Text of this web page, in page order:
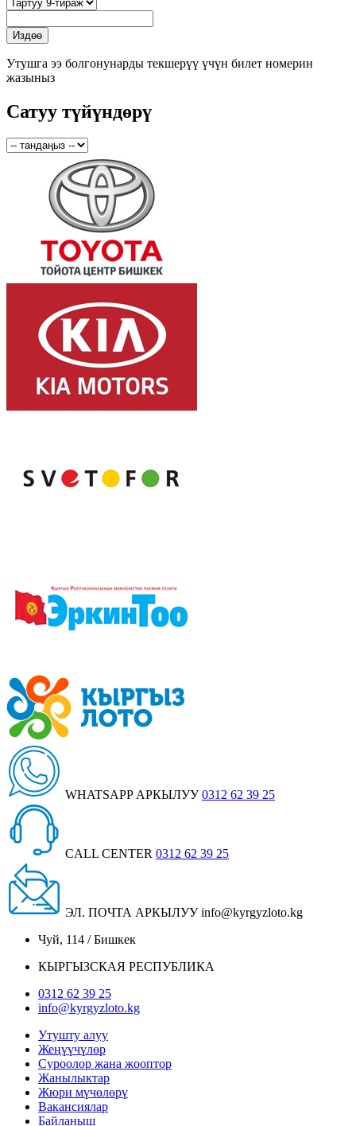
Утушга ээ болгонунарды текшерүү үчүн билет номерин
жазыныз
Сатуу түйүндөрү
WHATSAPP АРКЫЛУУ 0312 62 39 25
CALL CENTER 0312 62 39 25
ЭЛ. ПОЧТА АРКЫЛУУ info@kyrgyzloto.kg
Чуй, 114 / Бишкек
КЫРГЫЗСКАЯ РЕСПУБЛИКА
0312 62 39 25
info@kyrgyzloto.kg
Утушту алуу
Жеңүүчүлөр
Суроолор жана жооптор
Жанылыктар
Жюри мүчөлөрү
Вакансиялар
Байланыш